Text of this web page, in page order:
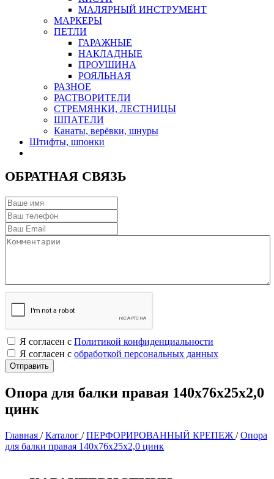
МАЛЯРНЫЙ ИНСТРУМЕНТ
МАРКЕРЫ
ПЕТЛИ
ГАРАЖНЫЕ
НАКЛАДНЫЕ
ПРОУШИНА
РОЯЛЬНАЯ
РАЗНОЕ
РАСТВОРИТЕЛИ
СТРЕМЯНКИ, ЛЕСТНИЦЫ
ШПАТЕЛИ
Канаты, верёвки, шнуры
Штифты, шпонки
ОБРАТНАЯ СВЯЗЬ
Я согласен с Политикой конфиденциальности
Я согласен с обработкой персональных данных
Опора для балки правая 140х76х25х2,0
цинк
Главная /Каталог /ПЕРФОРИРОВАННЫЙ КРЕПЕЖ /Опора
для балки правая 140х76х25х2,0 цинк